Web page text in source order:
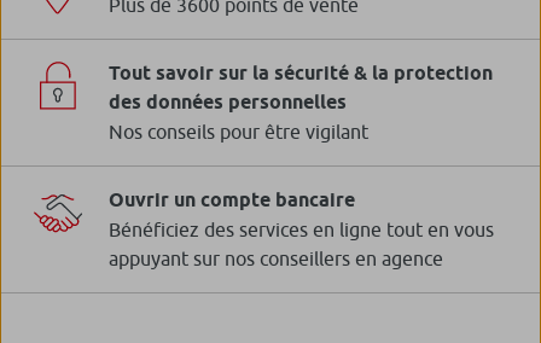
Plus de 3600 points de vente
Tout savoir sur la sécurité & la protection
des données personnelles
Nos conseils pour être vigilant
Ouvrir un compte bancaire
Bénéficiez des services en ligne tout en vous
appuyant sur nos conseillers en agence